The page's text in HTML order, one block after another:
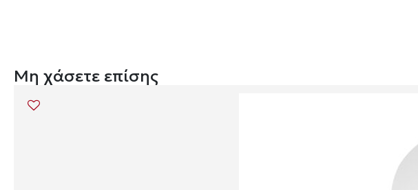
Μη χάσετε επίσης